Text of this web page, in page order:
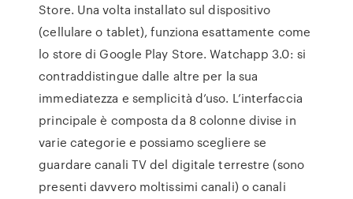
Store. Una volta installato sul dispositivo
(cellulare o tablet), funziona esattamente come
lo store di Google Play Store. Watchapp 3.0: si
contraddistingue dalle altre per la sua
immediatezza e semplicità d’uso. L’interfaccia
principale è composta da 8 colonne divise in
varie categorie e possiamo scegliere se
guardare canali TV del digitale terrestre (sono
presenti davvero moltissimi canali) o canali